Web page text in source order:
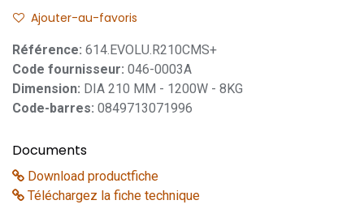
Ajouter-au-favoris
Référence: 614.EVOLU.R210CMS+
Code fournisseur: 046-0003A
Dimension: DIA 210 MM - 1200W - 8KG
Code-barres: 0849713071996
Documents
Download productfiche
Téléchargez la fiche technique